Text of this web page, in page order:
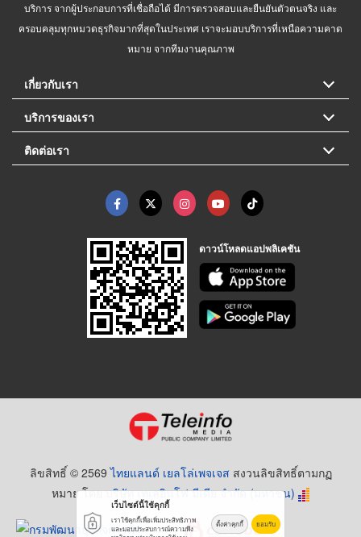
บริการ จากผู้ประกอบการที่เชื่อถือได้ มีการตรวจสอบและยืนยันตัวตนจริง และ
ครอบคลุมทุกหมวดธุรกิจมากที่สุดในประเทศ เราจะมอบบริการที่เหนือความคาด
หมาย จากทีมงานคุณภาพ
เกี่ยวกับเรา
บริการของเรา
ติดต่อเรา
ดาวน์โหลดแอปพลิเคชัน
ลิขสิทธิ์ © 2569ไทยแลนด์ เยลโล่เพจเจส สงวนลิขสิทธิ์ตามกฏ
หมาย โดยบริษัท เทเลอินโฟ มีเดีย จำกัด (มหาชน)
เว็บไซต์นี้ใช้คุกกี้
เราใช้คุกกี้เพื่อเพิ่มประสิทธิภาพ
และมอบประสบการณ์ความพึง
ตั้งค่าคุกกี้ ยอมรับ